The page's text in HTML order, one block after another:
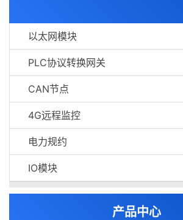
以太网模块
PLC协议转换网关
CAN节点
4G远程监控
电力规约
IO模块
产品中心